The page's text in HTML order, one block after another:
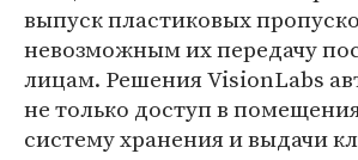
выпуск пластиковых
невозможным их передачу
лицам. Решения VisionLabs
не только доступ в
систему хранения и выдачи